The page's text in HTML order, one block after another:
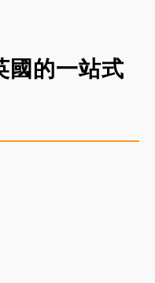
國的一站式